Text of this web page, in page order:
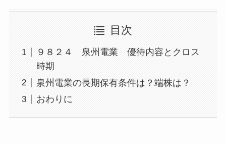
目次
９８２４ 泉州電業 優待内容とクロス
時期
泉州電業の長期保有条件は？端株は？
おわりに